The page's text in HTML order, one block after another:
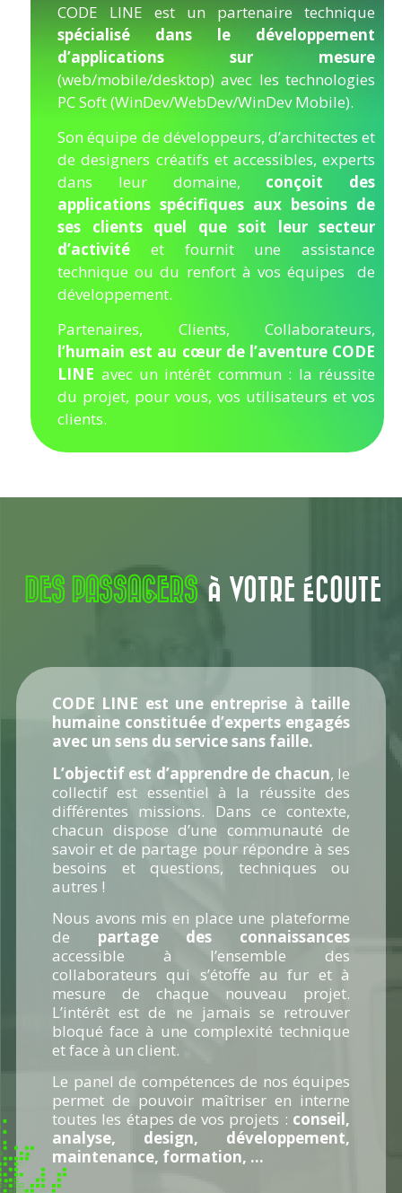
CODE LINE est un partenaire technique
spécialisé dans le développement
d’applications sur mesure
(web/mobile/desktop) avec les technologies
PC Soft (WinDev/WebDev/WinDev Mobile).
Son équipe de développeurs, d’architectes et
de designers créatifs et accessibles, experts
dans leur domaine, conçoit des
applications spécifiques aux besoins de
ses clients quel que soit leur secteur
d’activité et fournit une assistance
technique ou du renfort à vos équipes de
développement.
Partenaires, Clients, Collaborateurs,
l’humain est au cœur de l’aventure CODE
LINE avec un intérêt commun : la réussite
du projet, pour vous, vos utilisateurs et vos
clients.
DES PASSAGERS À VOTRE ÉCOUTE
CODE LINE est une entreprise à taille
humaine constituée d’experts engagés
avec un sens du service sans faille.
L’objectif est d’apprendre de chacun, le
collectif est essentiel à la réussite des
différentes missions. Dans ce contexte,
chacun dispose d’une communauté de
savoir et de partage pour répondre à ses
besoins et questions, techniques ou
autres !
Nous avons mis en place une plateforme
de partage des connaissances
accessible à l’ensemble des
collaborateurs qui s’étoffe au fur et à
mesure de chaque nouveau projet.
L’intérêt est de ne jamais se retrouver
bloqué face à une complexité technique
et face à un client.
Le panel de compétences de nos équipes
permet de pouvoir maîtriser en interne
toutes les étapes de vos projets : conseil,
analyse, design, développement,
maintenance, formation, …